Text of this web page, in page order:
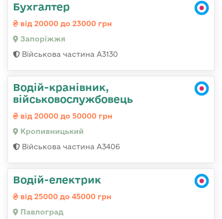
Бухгалтер
від 20000 до 23000 грн
Запоріжжя
Військова частина А3130
Водій-кранівник,
військовослужбовець
від 20000 до 50000 грн
Кропивницький
Військова частина А3406
Водій-електрик
від 25000 до 45000 грн
Павлоград